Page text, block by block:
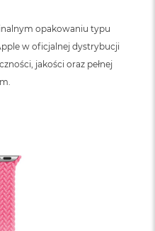
opakowaniu typu
w oficjalnej dystrybucji
jakości oraz pełnej